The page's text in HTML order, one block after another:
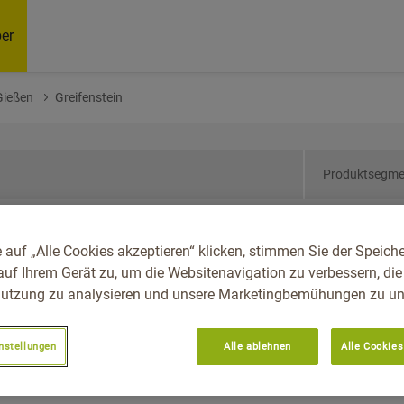
Greifenstein
Reg.-Bez. Gießen,
auf „Alle Cookies akzeptieren“ klicken, stimmen Sie der
Ihrem Gerät zu, um die Websitenavigation zu verbessern, die
zu analysieren und unsere Marketingbemühungen zu
Alle ablehnen Alle